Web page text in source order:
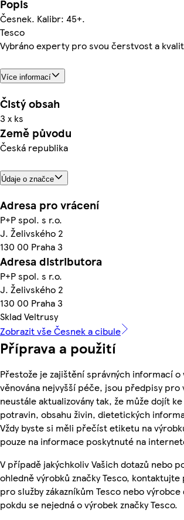
Popis
Česnek. Kalibr: 45+.
Tesco
Vybráno experty pro svou čerstvost a
Více informací
Čistý obsah
3 x ks
Země původu
Česká republika
Údaje o značce
Adresa pro vrácení
P+P spol. s r.o.
J. Želivského 2
130 00 Praha 3
Adresa distributora
P+P spol. s r.o.
J. Želivského 2
130 00 Praha 3
Sklad Veltrusy
Zobrazit vše Česnek a cibule
Příprava a použití
Přestože je zajištění správných informací
věnována nejvyšší péče, jsou předpisy
neustále aktualizovány tak, že může dojít
potravin, obsahu živin, dietetických
Vždy byste si měli přečíst etiketu na
pouze na informace poskytnuté na
V případě jakýchkoliv Vašich dotazů nebo
ohledně výrobků značky Tesco,
pro služby zákazníkům Tesco nebo
pokdu se nejedná o výrobek značky Tesco.